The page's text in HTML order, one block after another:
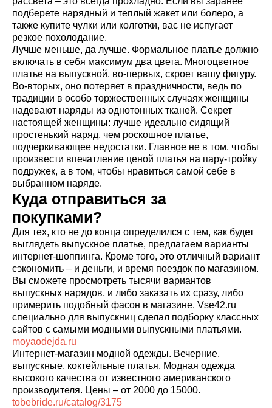
подберете нарядный и теплый жакет или болеро, а
также купите чулки или колготки, вас не испугает
резкое похолодание.
Лучше меньше, да лучше. Формальное платье должно
включать в себя максимум два цвета. Многоцветное
платье на выпускной, во-первых, скроет вашу фигуру.
Во-вторых, оно потеряет в праздничности, ведь по
традиции в особо торжественных случаях женщины
надевают наряды из однотонных тканей. Секрет
настоящей женщины: лучше идеально сидящий
простенький наряд, чем роскошное платье,
подчеркивающее недостатки. Главное не в том, чтобы
произвести впечатление ценой платья на пару-тройку
подружек, а в том, чтобы нравиться самой себе в
выбранном наряде.
Куда отправиться за
покупками?
Для тех, кто не до конца определился с тем, как будет
выглядеть выпускное платье, предлагаем варианты
интернет-шоппинга. Кроме того, это отличный вариант
сэкономить – и деньги, и время поездок по магазином.
Вы сможете просмотреть тысячи вариантов
выпускных нарядов, и либо заказать их сразу, либо
примерить подобный фасон в магазине. Vse42.ru
специально для выпускниц сделал подборку классных
сайтов с самыми модными выпускными платьями.
moyaodejda.ru
Интернет-магазин модной одежды. Вечерние,
выпускные, коктейльные платья. Модная одежда
высокого качества от известного американского
производителя. Цены – от 2000 до 15000.
tobebride.ru/catalog/3175